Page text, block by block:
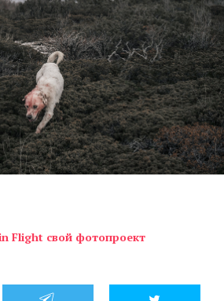
Flight свой фотопроект